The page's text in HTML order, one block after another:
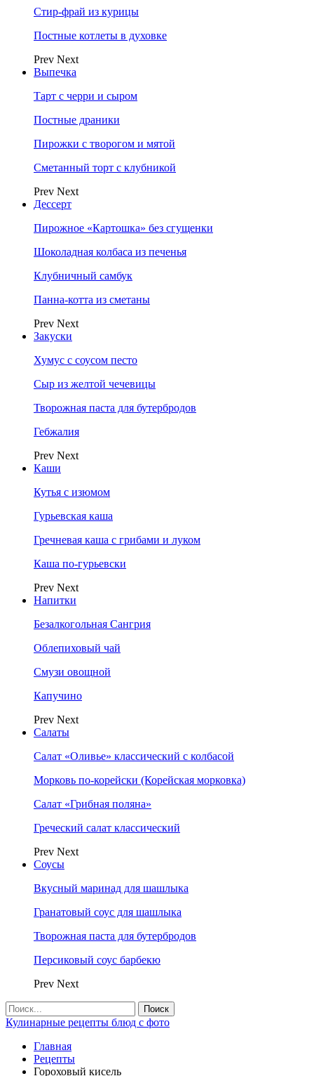
Стир-фрай из курицы
Постные котлеты в духовке
Prev Next
Выпечка
Тарт с черри и сыром
Постные драники
Пирожки с творогом и мятой
Сметанный торт с клубникой
Prev Next
Дессерт
Пирожное «Картошка» без сгущенки
Шоколадная колбаса из печенья
Клубничный самбук
Панна-котта из сметаны
Prev Next
Закуски
Хумус с соусом песто
Сыр из желтой чечевицы
Творожная паста для бутербродов
Гебжалия
Prev Next
Каши
Кутья с изюмом
Гурьевская каша
Гречневая каша с грибами и луком
Каша по-гурьевски
Prev Next
Напитки
Безалкогольная Сангрия
Облепиховый чай
Смузи овощной
Капучино
Prev Next
Салаты
Салат «Оливье» классический с колбасой
Морковь по-корейски (Корейская морковка)
Салат «Грибная поляна»
Греческий салат классический
Prev Next
Соусы
Вкусный маринад для шашлыка
Гранатовый соус для шашлыка
Творожная паста для бутербродов
Персиковый соус барбекю
Prev Next
Кулинарные рецепты блюд с фото
Главная
Рецепты
Гороховый кисель